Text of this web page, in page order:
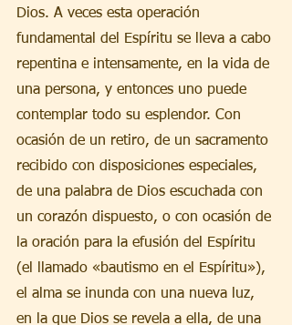
Dios. A veces esta operación
fundamental del Espíritu se lleva a cabo
repentina e intensamente, en la vida de
una persona, y entonces uno puede
contemplar todo su esplendor. Con
ocasión de un retiro, de un sacramento
recibido con disposiciones especiales,
de una palabra de Dios escuchada con
un corazón dispuesto, o con ocasión de
la oración para la efusión del Espíritu
(el llamado «bautismo en el Espíritu»),
el alma se inunda con una nueva luz,
en la que Dios se revela a ella, de una